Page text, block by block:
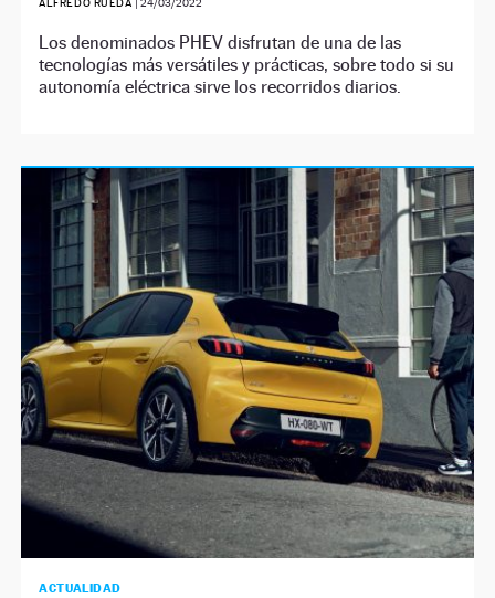
Los denominados PHEV disfrutan de una de las
tecnologías más versátiles y prácticas, sobre todo si su
autonomía eléctrica sirve los recorridos diarios.
ACTUALIDAD